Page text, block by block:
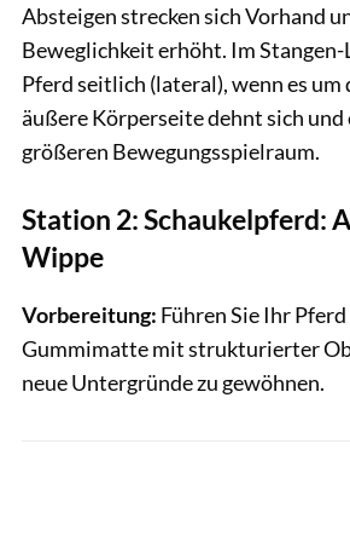
Absteigen strecken sich Vorhand
Beweglichkeit erhöht. Im Stangen-
Pferd seitlich (lateral), wenn es um
äußere Körperseite dehnt sich
größeren Bewegungsspielraum.
Station 2: Schaukelpferd:
Wippe
Vorbereitung: Führen Sie Ihr
Gummimatte mit strukturierter
neue Untergründe zu gewöhnen.